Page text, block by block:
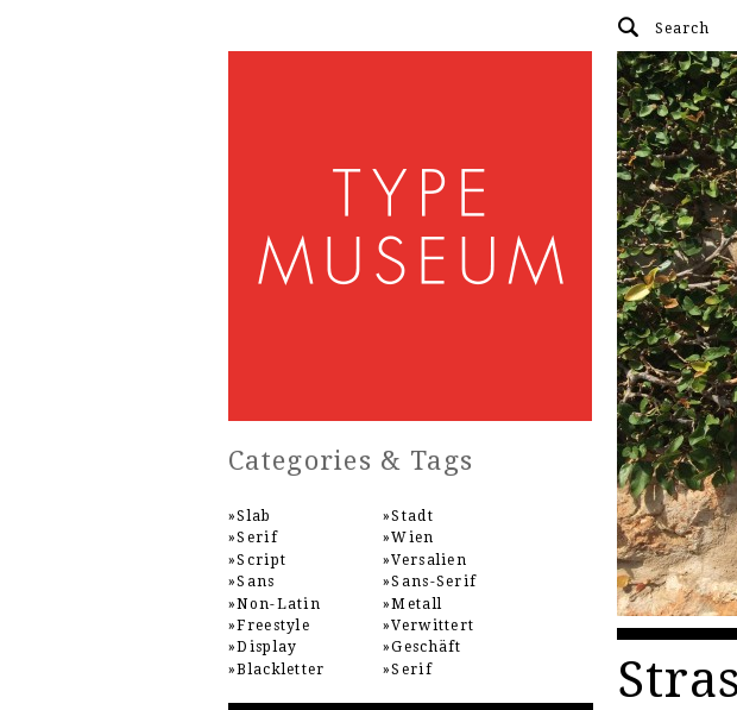
Categories & Tags
Slab
Serif
Script
Sans
Non-Latin
Freestyle
Display
Blackletter
Stadt
Wien
Versalien
Sans-Serif
Metall
Verwittert
Geschäft
Serif